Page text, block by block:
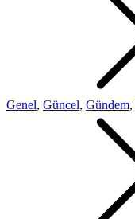
Genel, Güncel, Gündem,